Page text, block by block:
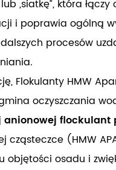
„siatkę”, która
i poprawia ogólną
procesów
Flokulanty HMW
oczyszczania
anionowej
(HMW
osadu i